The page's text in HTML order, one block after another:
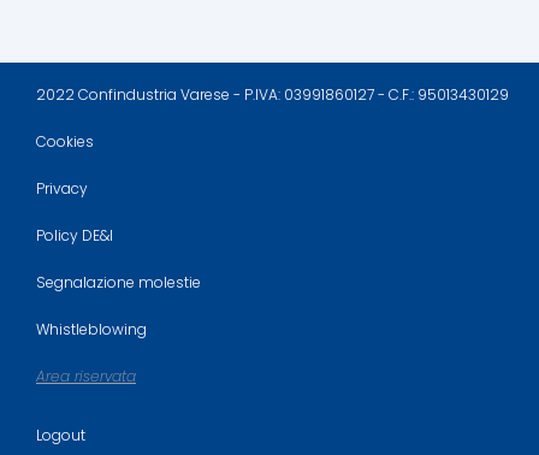
2022 Confindustria Varese - P.IVA: 03991860127 - C.F.: 95013430129
Cookies
Privacy
Policy DE&I
Segnalazione molestie
Whistleblowing
Area riservata
Logout